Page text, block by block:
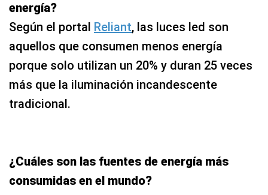
energía?
Según el portal Reliant, las luces led son
aquellos que consumen menos energía
porque solo utilizan un 20% y duran 25 veces
más que la iluminación incandescente
tradicional.
¿Cuáles son las fuentes de energía más
consumidas en el mundo?